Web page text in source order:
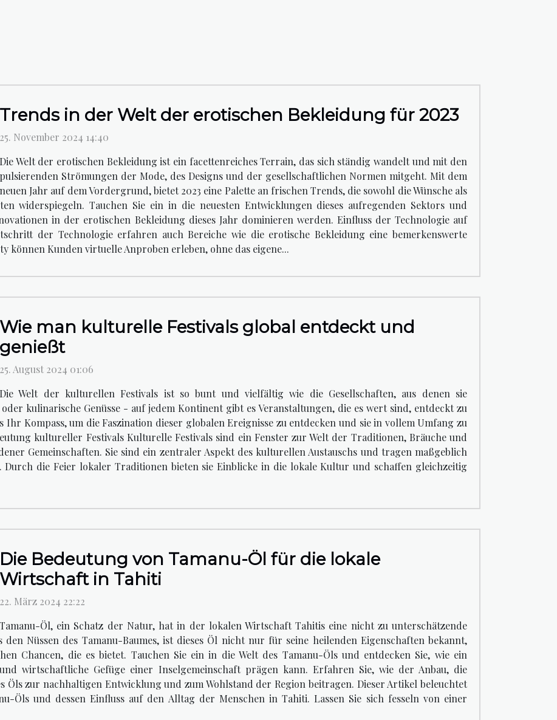
Trends in der Welt der erotischen Bekleidung für 2023
25. November 2024 14:40
Die Welt der erotischen Bekleidung ist ein facettenreiches Terrain, das sich ständig wandelt und mit den
pulsierenden Strömungen der Mode, des Designs und der gesellschaftlichen Normen mitgeht. Mit dem
neuen Jahr auf dem Vordergrund, bietet 2023 eine Palette an frischen Trends, die sowohl die Wünsche als
widerspiegeln. Tauchen Sie ein in die neuesten Entwicklungen dieses aufregenden Sektors und
in der erotischen Bekleidung dieses Jahr dominieren werden. Einfluss der Technologie auf
der Technologie erfahren auch Bereiche wie die erotische Bekleidung eine bemerkenswerte
können Kunden virtuelle Anproben erleben, ohne das eigene...
Wie man kulturelle Festivals global entdeckt und
genießt
25. August 2024 01:06
Die Welt der kulturellen Festivals ist so bunt und vielfältig wie die Gesellschaften, aus denen sie
kulinarische Genüsse - auf jedem Kontinent gibt es Veranstaltungen, die es wert sind, entdeckt zu
Kompass, um die Faszination dieser globalen Ereignisse zu entdecken und sie in vollem Umfang zu
kultureller Festivals Kulturelle Festivals sind ein Fenster zur Welt der Traditionen, Bräuche und
Gemeinschaften. Sie sind ein zentraler Aspekt des kulturellen Austauschs und tragen maßgeblich
die Feier lokaler Traditionen bieten sie Einblicke in die lokale Kultur und schaffen gleichzeitig
Die Bedeutung von Tamanu-Öl für die lokale
Wirtschaft in Tahiti
22. März 2024 22:22
Tamanu-Öl, ein Schatz der Natur, hat in der lokalen Wirtschaft Tahitis eine nicht zu unterschätzende
den Nüssen des Tamanu-Baumes, ist dieses Öl nicht nur für seine heilenden Eigenschaften bekannt,
Chancen, die es bietet. Tauchen Sie ein in die Welt des Tamanu-Öls und entdecken Sie, wie ein
wirtschaftliche Gefüge einer Inselgemeinschaft prägen kann. Erfahren Sie, wie der Anbau, die
Öls zur nachhaltigen Entwicklung und zum Wohlstand der Region beitragen. Dieser Artikel beleuchtet
Öls und dessen Einfluss auf den Alltag der Menschen in Tahiti. Lassen Sie sich fesseln von einer